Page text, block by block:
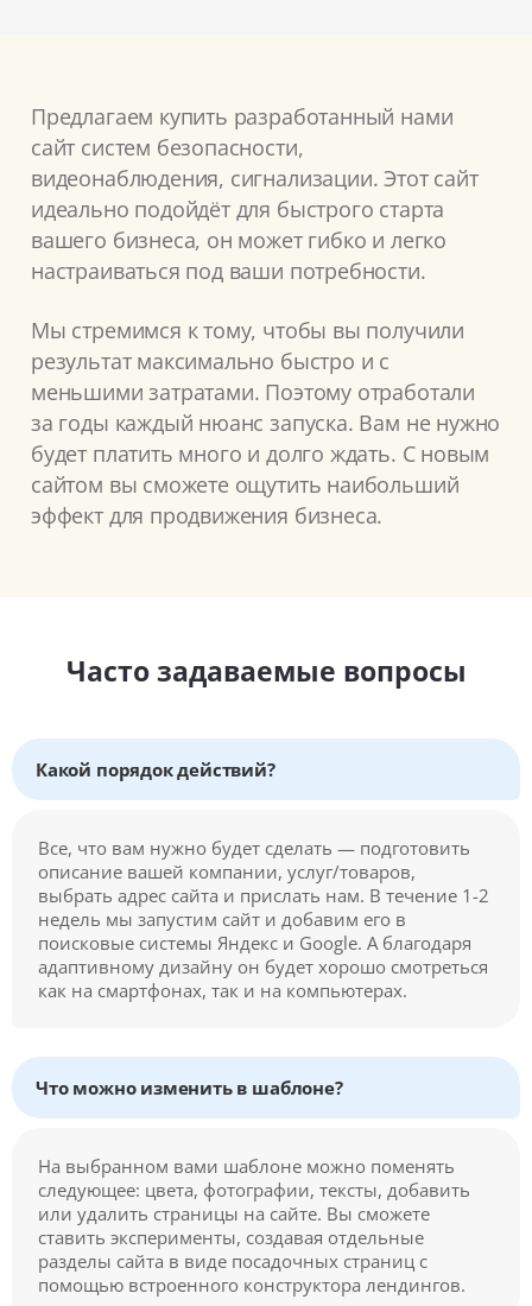
Предлагаем купить разработанный нами
сайт систем безопасности,
видеонаблюдения, сигнализации. Этот сайт
идеально подойдёт для быстрого старта
вашего бизнеса, он может гибко и легко
настраиваться под ваши потребности.
Мы стремимся к тому, чтобы вы получили
результат максимально быстро и с
меньшими затратами. Поэтому отработали
за годы каждый нюанс запуска. Вам не нужно
будет платить много и долго ждать. С новым
сайтом вы сможете ощутить наибольший
эффект для продвижения бизнеса.
Часто задаваемые вопросы
Какой порядок действий?
Все, что вам нужно будет сделать — подготовить
описание вашей компании, услуг/товаров,
выбрать адрес сайта и прислать нам. В течение 1-2
недель мы запустим сайт и добавим его в
поисковые системы Яндекс и Google. А благодаря
адаптивному дизайну он будет хорошо смотреться
как на смартфонах, так и на компьютерах.
Что можно изменить в шаблоне?
На выбранном вами шаблоне можно поменять
следующее: цвета, фотографии, тексты, добавить
или удалить страницы на сайте. Вы сможете
ставить эксперименты, создавая отдельные
разделы сайта в виде посадочных страниц с
помощью встроенного конструктора лендингов.